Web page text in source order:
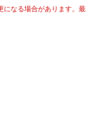
なる場合があります。